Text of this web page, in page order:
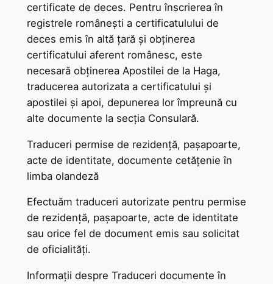
certificate de deces. Pentru înscrierea în
registrele românești a certificatulului de
deces emis în altă țară și obținerea
certificatului aferent românesc, este
necesară obținerea Apostilei de la Haga,
traducerea autorizata a certificatului și
apostilei și apoi, depunerea lor împreună cu
alte documente la secția Consulară.
Traduceri permise de rezidență, pașapoarte,
acte de identitate, documente cetățenie în
limba olandeză
Efectuăm traduceri autorizate pentru permise
de rezidență, pașapoarte, acte de identitate
sau orice fel de document emis sau solicitat
de oficialități.
Informații despre Traduceri documente în